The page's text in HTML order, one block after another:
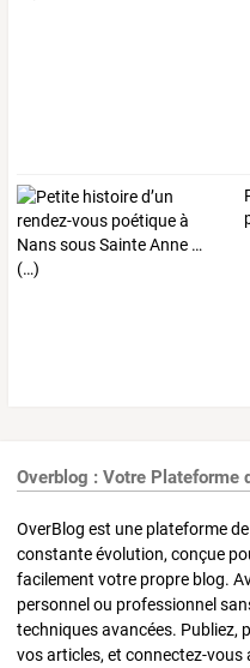
Overblog : Votre Plateforme
OverBlog est une plateforme
constante évolution, conçue
facilement votre propre blog.
personnel ou professionnel
techniques avancées. Publiez,
vos articles, et connectez-